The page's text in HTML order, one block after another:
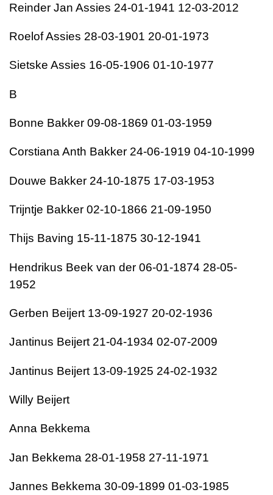
Reinder Jan Assies 24-01-1941 12-03-2012
Roelof Assies 28-03-1901 20-01-1973
Sietske Assies 16-05-1906 01-10-1977
B
Bonne Bakker 09-08-1869 01-03-1959
Corstiana Anth Bakker 24-06-1919 04-10-1999
Douwe Bakker 24-10-1875 17-03-1953
Trijntje Bakker 02-10-1866 21-09-1950
Thijs Baving 15-11-1875 30-12-1941
Hendrikus Beek van der 06-01-1874 28-05-
1952
Gerben Beijert 13-09-1927 20-02-1936
Jantinus Beijert 21-04-1934 02-07-2009
Jantinus Beijert 13-09-1925 24-02-1932
Willy Beijert
Anna Bekkema
Jan Bekkema 28-01-1958 27-11-1971
Jannes Bekkema 30-09-1899 01-03-1985